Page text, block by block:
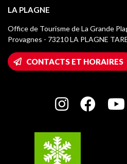
Taxe de séjour
Médiathèque
Logos La Plagne
Accès Wifi
Maison des Propriétaires
Charte des Acteurs Engagés
Montchavin - Les Coches
Champagny-en-Vanoise
Plagne 1800
Plagne Villages
Plagne Aime 2000
LA PLAGNE
Office de Tourisme de La Grande
Provagnes - 73210 LA PLAGNE
CONTACTS ET HORAIRES